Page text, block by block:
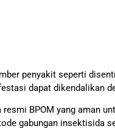
penyakit seperti
dapat dikendalikan
BPOM yang aman
gabungan insektisida